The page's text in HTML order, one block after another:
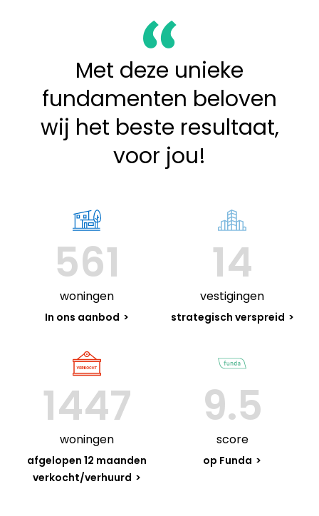
Met deze unieke
fundamenten beloven
wij het beste resultaat,
voor jou!
561
woningen
In ons aanbod
14
vestigingen
strategisch verspreid
1447
woningen
afgelopen 12 maanden
verkocht/verhuurd
9.5
score
op Funda